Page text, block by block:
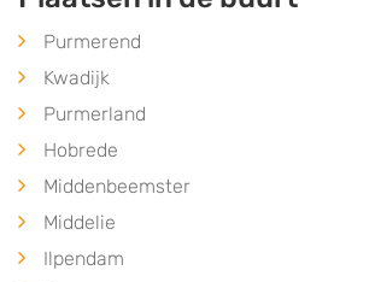
Purmerend
Kwadijk
Purmerland
Hobrede
Middenbeemster
Middelie
Ilpendam